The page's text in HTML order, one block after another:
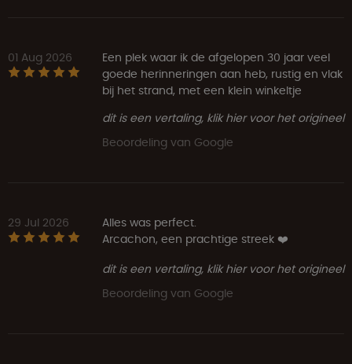
01 Aug 2026
Een plek waar ik de afgelopen 30 jaar veel
goede herinneringen aan heb, rustig en vlak
bij het strand, met een klein winkeltje
dit is een vertaling, klik hier voor het origineel
Beoordeling van Google
29 Jul 2026
Alles was perfect.
Arcachon, een prachtige streek ❤️
dit is een vertaling, klik hier voor het origineel
Beoordeling van Google